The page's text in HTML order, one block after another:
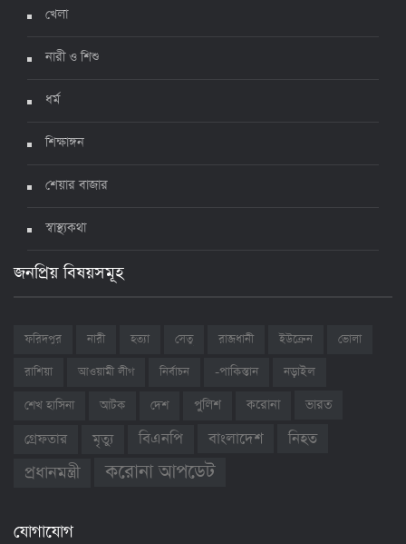
খেলা
নারী ও শিশু
ধর্ম
শিক্ষাঙ্গন
শেয়ার বাজার
স্বাস্থ্যকথা
জনপ্রিয় বিষয়সমূহ
ফরিদপুর নারী হত্যা সেতু রাজধানী ইউক্রেন
ভোলা
রাশিয়া
আওয়ামী লীগ নির্বাচন -পাকিস্তান নড়াইল
শেখ হাসিনা আটক দেশ পুলিশ করোনা
ভারত
গ্রেফতার
মৃত্যু বিএনপি বাংলাদেশ নিহত
প্রধানমন্ত্রী করোনা আপডেট
যোগাযোগ